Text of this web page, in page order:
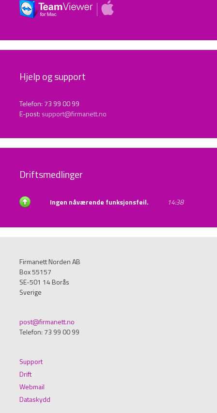
Hjelp og support
Telefon: 73 99 00 99
E-post: support@firmanett.no
Driftsmedlinger
Ingen nåværende funksjonsfeil. 14:38
Firmanett Norden AB
Box 55157
SE-501 14 Borås
Sverige
post@firmanett.no
Telefon: 73 99 00 99
Support
Drift
Webmail
Dataskydd